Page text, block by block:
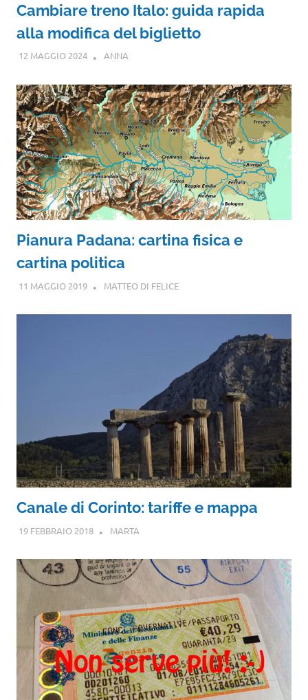
Cambiare treno Italo: guida rapida
alla modifica del biglietto
12 MAGGIO 2024 ANNA
Pianura Padana: cartina fisica e
cartina politica
11 MAGGIO 2019 MATTEO DI FELICE
Canale di Corinto: tariffe e mappa
19 FEBBRAIO 2018 MARTA